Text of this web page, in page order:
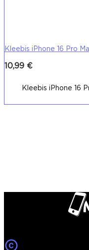
Kleebis iPhone 16 Pro
10,99 €
Kleebis iPhone 16